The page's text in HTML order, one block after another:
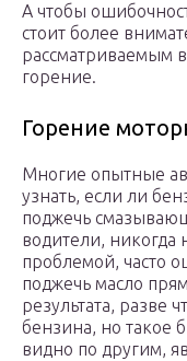
А чтобы
стоит более
рассматриваемым
горение.
Горение
Многие опытные
узнать, если ли
поджечь
водители, никогда
проблемой, часто
поджечь масло
результата, разве
бензина, но такое
видно по другим,